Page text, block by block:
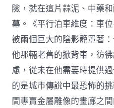
險，就在這片蒜泥、中藥
幕。《平行泊車維度：車
被兩個巨大的陰影籠罩著
他那輛老舊的掀背車，彷
慮，從未在他需要時提供
的是城市傳說中最恐怖的
間專賣金屬雕像的畫廊之